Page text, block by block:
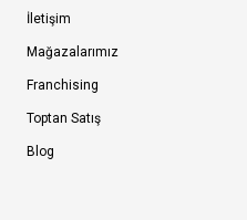
İletişim
Mağazalarımız
Franchising
Toptan Satış
Blog